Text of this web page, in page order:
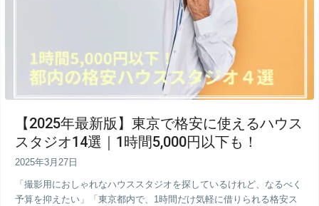
【2025年最新版】東京で格安に使えるハウス
スタジオ14選｜1時間5,000円以下も！
2025年3月27日
「撮影用におしゃれなハウススタジオを探しているけれど、なるべく
予算を抑えたい」「東京都内で、1時間だけ気軽に借りられる格安ス